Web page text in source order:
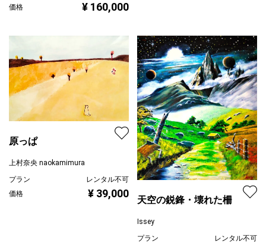
価格
¥ 160,000
原っぱ
上村奈央 naokamimura
プラン
レンタル不可
価格
¥ 39,000
天空の鋭鋒・壊れた柵
Issey
プラン
レンタル不可